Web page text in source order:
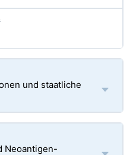
und staatliche
Neoantigen-